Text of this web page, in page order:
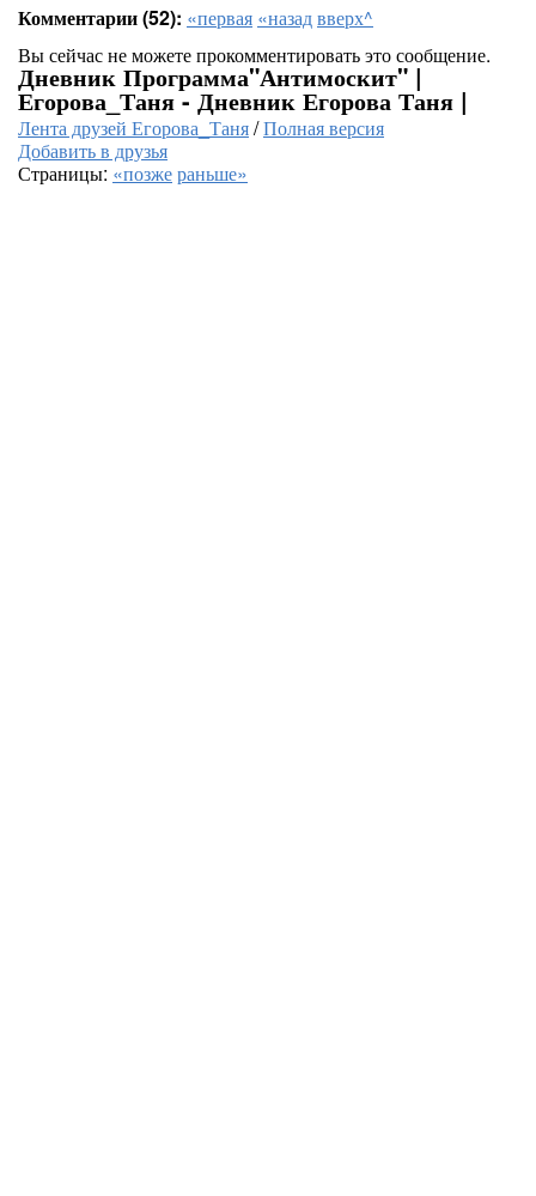
Комментарии (52): «первая «назадвверх^
Вы сейчас не можете прокомментировать это сообщение.
Дневник Программа"Антимоскит" |
Егорова_Таня - Дневник Егорова Таня |
Лента друзей Егорова_Таня/Полная версия
Добавить в друзья
Страницы: «позжераньше»